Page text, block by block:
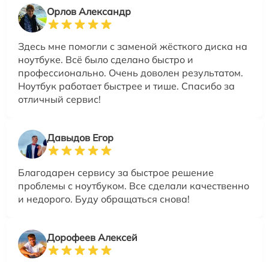
Орлов Александр
Здесь мне помогли с заменой жёсткого диска на
ноутбуке. Всё было сделано быстро и
профессионально. Очень доволен результатом.
Ноутбук работает быстрее и тише. Спасибо за
отличный сервис!
Давыдов Егор
Благодарен сервису за быстрое решение
проблемы с ноутбуком. Все сделали качественно
и недорого. Буду обращаться снова!
Дорофеев Алексей